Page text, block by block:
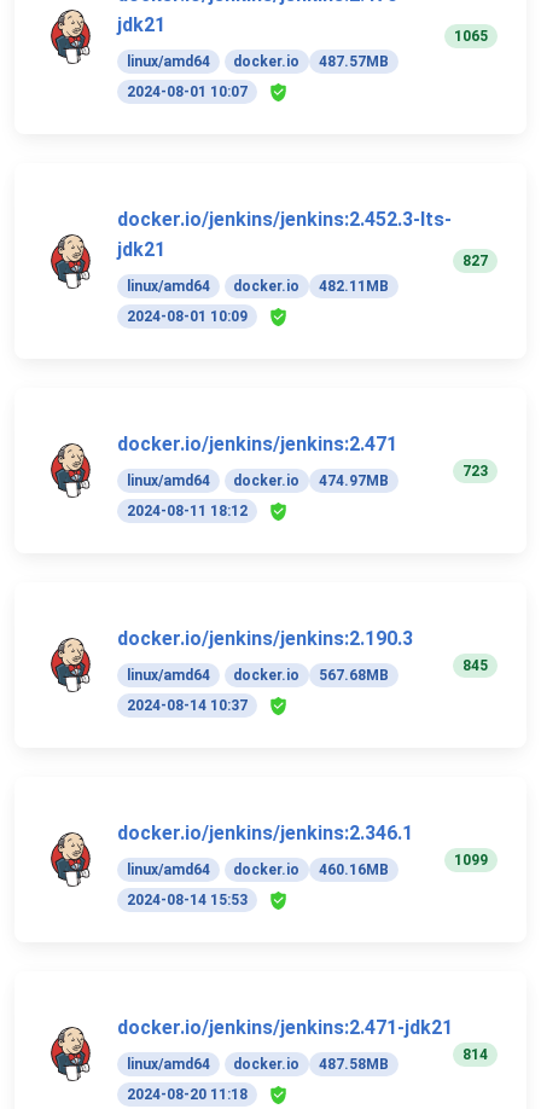
jdk21
linux/amd64 docker.io
487.57MB
2024-08-01 10:07
1065
docker.io/jenkins/jenkins:2.452.3-lts-
jdk21
linux/amd64 docker.io
482.11MB
2024-08-01 10:09
827
docker.io/jenkins/jenkins:2.471
linux/amd64 docker.io
474.97MB
2024-08-11 18:12
723
docker.io/jenkins/jenkins:2.190.3
linux/amd64 docker.io
567.68MB
2024-08-14 10:37
845
docker.io/jenkins/jenkins:2.346.1
linux/amd64 docker.io
460.16MB
2024-08-14 15:53
1099
docker.io/jenkins/jenkins:2.471-jdk21
linux/amd64 docker.io
487.58MB
2024-08-20 11:18
814